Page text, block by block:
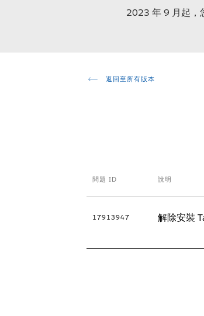
2023 年 9 月起，
返回至所有版本
問題 ID 說明
17913947 解除安裝